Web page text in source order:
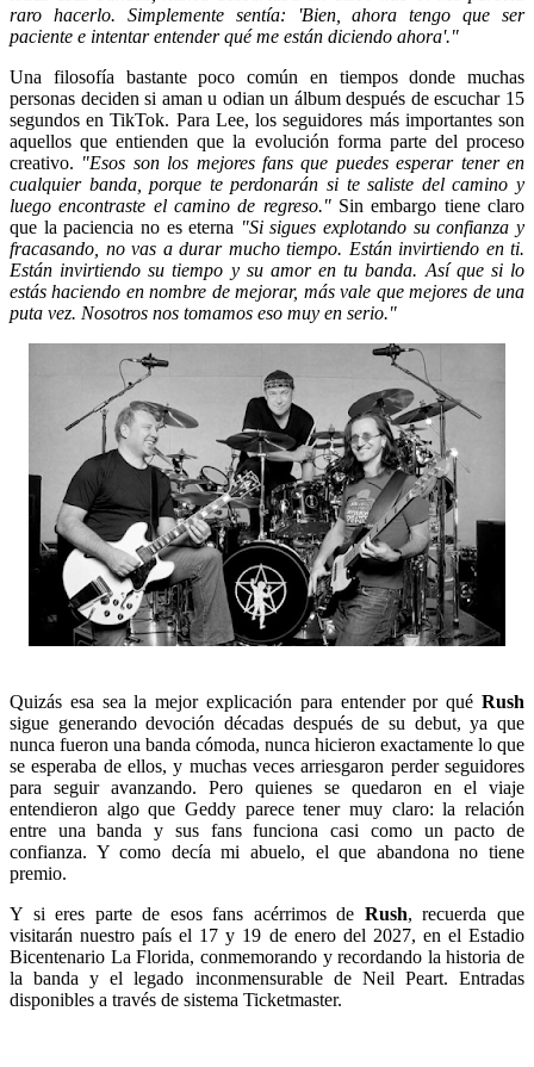
raro hacerlo. Simplemente sentía: 'Bien, ahora tengo que ser
paciente e intentar entender qué me están diciendo ahora'."
Una filosofía bastante poco común en tiempos donde muchas
personas deciden si aman u odian un álbum después de escuchar 15
segundos en TikTok. Para Lee, los seguidores más importantes son
aquellos que entienden que la evolución forma parte del proceso
creativo. "Esos son los mejores fans que puedes esperar tener en
cualquier banda, porque te perdonarán si te saliste del camino y
luego encontraste el camino de regreso." Sin embargo tiene claro
que la paciencia no es eterna "Si sigues explotando su confianza y
fracasando, no vas a durar mucho tiempo. Están invirtiendo en ti.
Están invirtiendo su tiempo y su amor en tu banda. Así que si lo
estás haciendo en nombre de mejorar, más vale que mejores de una
puta vez. Nosotros nos tomamos eso muy en serio."
Quizás esa sea la mejor explicación para entender por qué Rush
sigue generando devoción décadas después de su debut, ya que
nunca fueron una banda cómoda, nunca hicieron exactamente lo que
se esperaba de ellos, y muchas veces arriesgaron perder seguidores
para seguir avanzando. Pero quienes se quedaron en el viaje
entendieron algo que Geddy parece tener muy claro: la relación
entre una banda y sus fans funciona casi como un pacto de
confianza. Y como decía mi abuelo, el que abandona no tiene
premio.
Y si eres parte de esos fans acérrimos de Rush, recuerda que
visitarán nuestro país el 17 y 19 de enero del 2027, en el Estadio
Bicentenario La Florida, conmemorando y recordando la historia de
la banda y el legado inconmensurable de Neil Peart. Entradas
disponibles a través de sistema Ticketmaster.